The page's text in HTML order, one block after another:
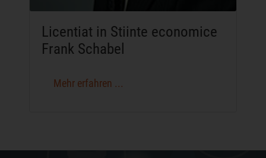
Licentiat in Stiinte economice
Frank Schabel
Mehr erfahren ...